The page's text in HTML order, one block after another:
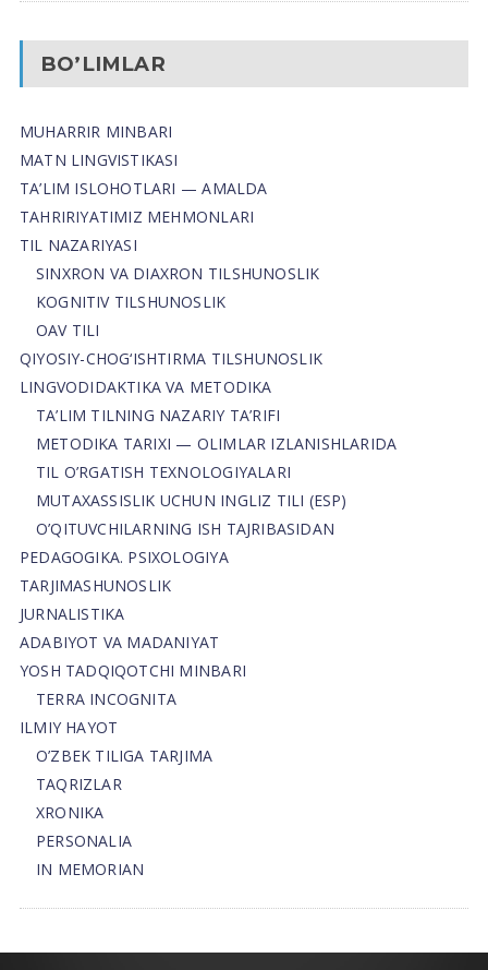
BO’LIMLAR
MUHARRIR MINBARI
MATN LINGVISTIKASI
TA’LIM ISLOHOTLARI — AMALDA
TAHRIRIYATIMIZ MEHMONLARI
TIL NAZARIYASI
SINXRON VA DIAXRON TILSHUNOSLIK
KOGNITIV TILSHUNOSLIK
OAV TILI
QIYOSIY-CHOG‘ISHTIRMA TILSHUNOSLIK
LINGVODIDAKTIKA VA METODIKA
TA’LIM TILNING NAZARIY TA’RIFI
METODIKA TARIXI — OLIMLAR IZLANISHLARIDA
TIL O’RGATISH TEXNOLOGIYALARI
MUTAXASSISLIK UCHUN INGLIZ TILI (ESP)
O’QITUVCHILARNING ISH TAJRIBASIDAN
PEDAGOGIKA. PSIXOLOGIYA
TARJIMASHUNOSLIK
JURNALISTIKA
ADABIYOT VA MADANIYAT
YOSH TADQIQOTCHI MINBARI
TERRA INCOGNITA
ILMIY HAYOT
O’ZBEK TILIGA TARJIMA
TAQRIZLAR
XRONIKA
PERSONALIA
IN MEMORIAN